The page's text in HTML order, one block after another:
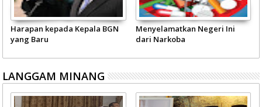
Harapan kepada Kepala BGN
yang Baru
Menyelamatkan Negeri Ini
dari Narkoba
LANGGAM MINANG